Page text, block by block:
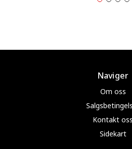
Naviger
Om oss
Kontakt oss
Sidekart